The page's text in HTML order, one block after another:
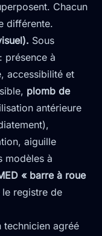
Chacun
différente.
Sous
présence à
accessibilité et
plomb de
antérieure
aiguille
modèles à
« barre à roue
registre de
technicien agréé